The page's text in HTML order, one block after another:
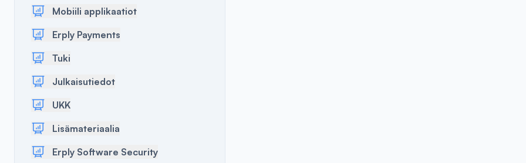
Mobiili applikaatiot
Erply Payments
Tuki
Julkaisutiedot
UKK
Lisämateriaalia
Erply Software Security